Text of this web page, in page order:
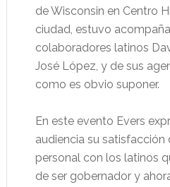
de Wisconsin en Centro
ciudad, estuvo
colaboradores latinos
José López, y de sus
como es obvio suponer.
En este evento Evers
audiencia su
personal con los latinos
de ser gobernador y